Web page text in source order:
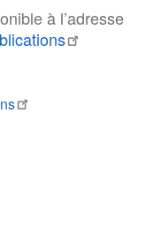
à l’adresse